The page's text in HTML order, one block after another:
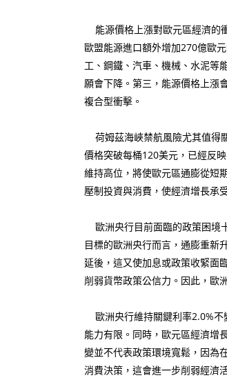
能源價格上漲對歐元區經濟的
歐盟能源進口額外增加270億歐
工、鋼鐵、汽車、機械、水泥等
願會下降。第三，能源價格上漲
複合型衝擊。
荷姆茲海峽禁航風險尤其值得
價格突破每桶120美元，已經反
維持高位，將使歐元區通膨從短
壓制投資與消費，使經濟增長承
歐洲央行目前面臨的政策困境
目標的歐洲央行而言，通膨重新
延後，這又使加息或政策收緊面
削弱貨幣政策公信力。因此，歐
歐洲央行維持關鍵利率2.0%不
能力有限。同時，歐元區經濟增
變並不代表政策環境寬鬆，因為
消費決策，這會進一步削弱經濟